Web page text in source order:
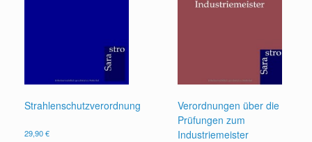
Strahlenschutzverordnung
29,90€
Verordnungen über die
Prüfungen zum
Industriemeister